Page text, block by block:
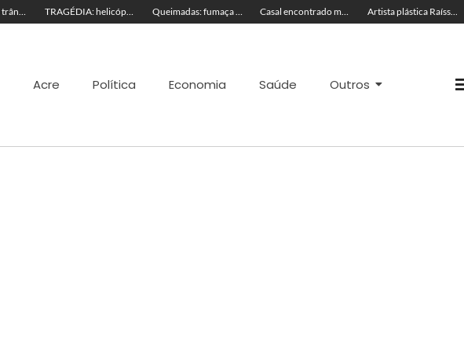
Fiscalização no trânsito reduz as autuações por embriaguez ao longo da Expoacre TRAGÉDIA: helicóptero cai e mata quatro pessoas; vítimas eram turistas Queimadas: fumaça invade a pista e prejudica trânsito em Rio Branco Casal encontrado morto em motel estava em banheira Artista plástica Raíssa Alvarenga expõe suas obras na Feira de Negócios do Novenário em Cruzeiro do Sul
Acre Política Economia Saúde Outros